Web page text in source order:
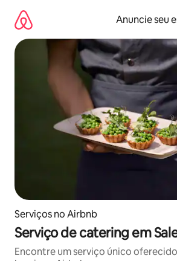
para
conteúdo
Anuncie seu
Serviços no Airbnb
Serviço de catering em
Encontre um serviço único